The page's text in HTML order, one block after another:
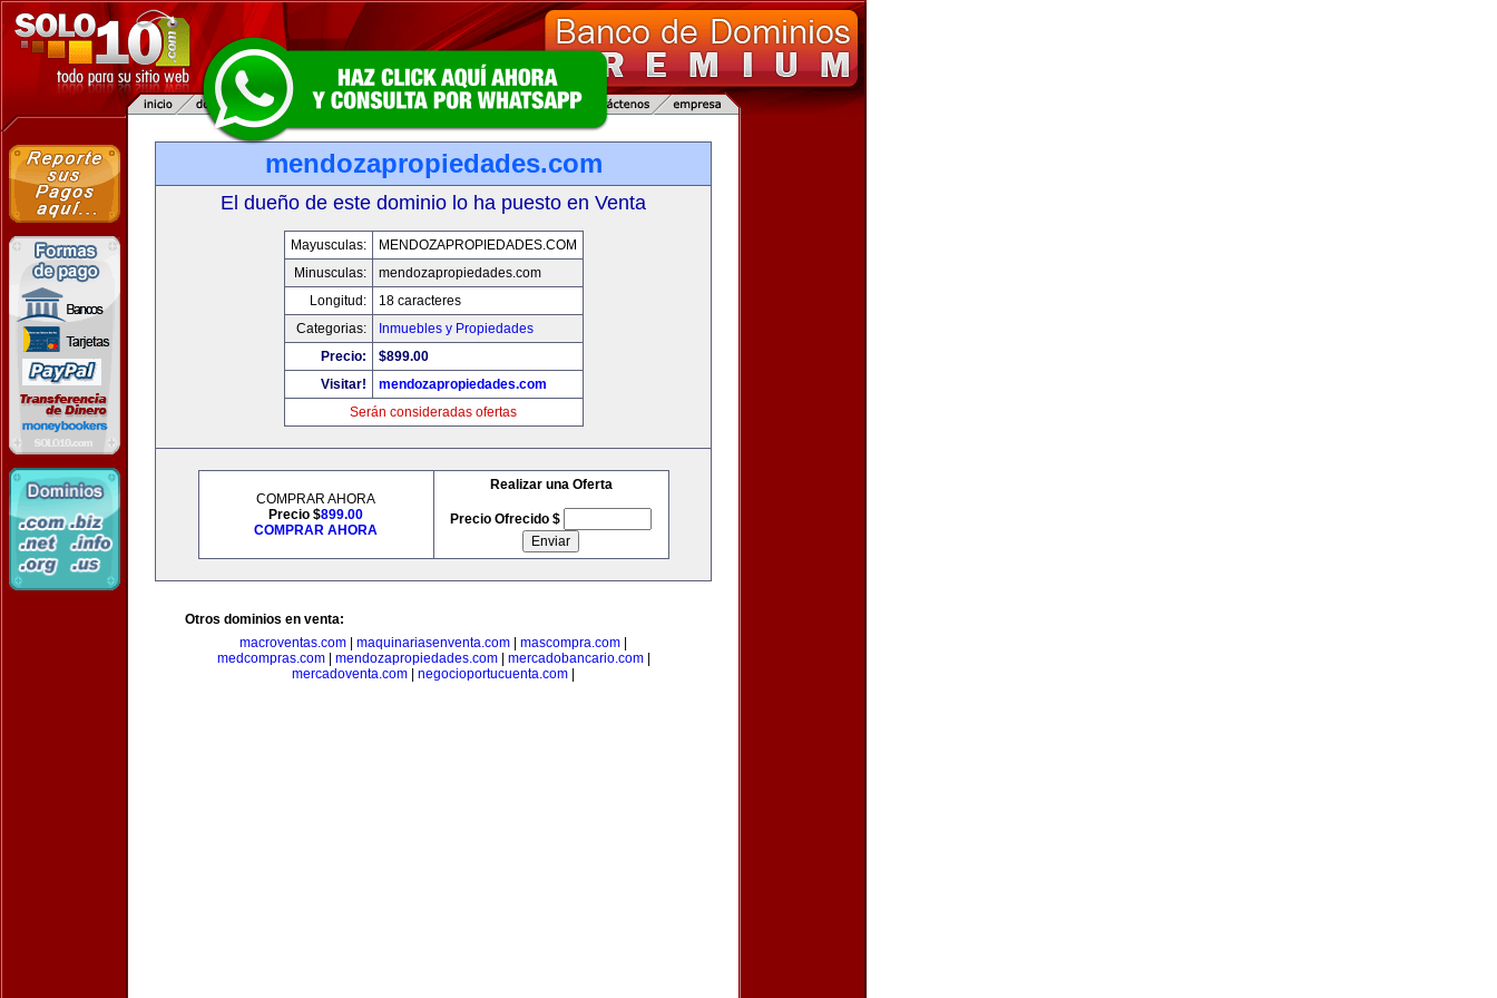
mendozapropiedades.com
El dueño de este dominio lo ha puesto en Venta
Mayusculas:
MENDOZAPROPIEDADES.COM
Minusculas:
mendozapropiedades.com
Longitud:
18 caracteres
Categorias:
Inmuebles y Propiedades
Precio:
$899.00
Visitar!
mendozapropiedades.com
Serán consideradas ofertas
COMPRAR AHORA
Precio $899.00
COMPRAR AHORA
Realizar una Oferta
Precio Ofrecido $
Otros dominios en venta:
macroventas.com
maquinariasenventa.com mascompra.com
medcompras.com| mendozapropiedades.com| mercadobancario.com|
mercadoventa.com
negocioportucuenta.com